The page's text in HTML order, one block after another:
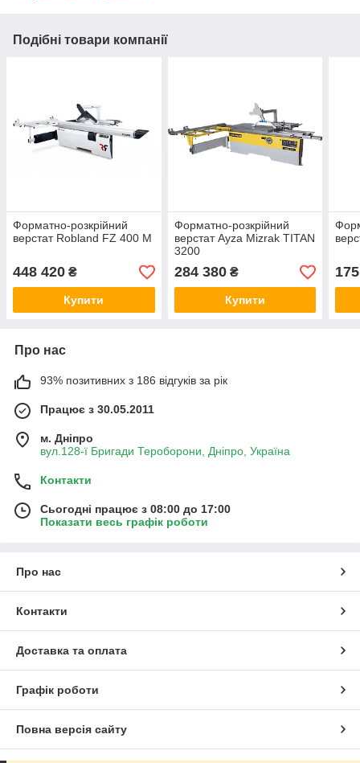
Подібні товари компанії
Форматно-розкрійний
верстат Robland FZ 400 M
448 420 ₴
Купити
Форматно-розкрійний
верстат Ayza Mizrak TITAN
3200
284 380₴
Купити
Про нас
93% позитивних з 186 відгуків за рік
Працює з 30.05.2011
м. Дніпро
вул.128-ї Бригади Тероборони, Дніпро, Україна
Контакти
Сьогодні працює з 08:00 до 17:00
Показати весь графік роботи
Про нас
Контакти
Доставка та оплата
Графік роботи
Повна версія сайту